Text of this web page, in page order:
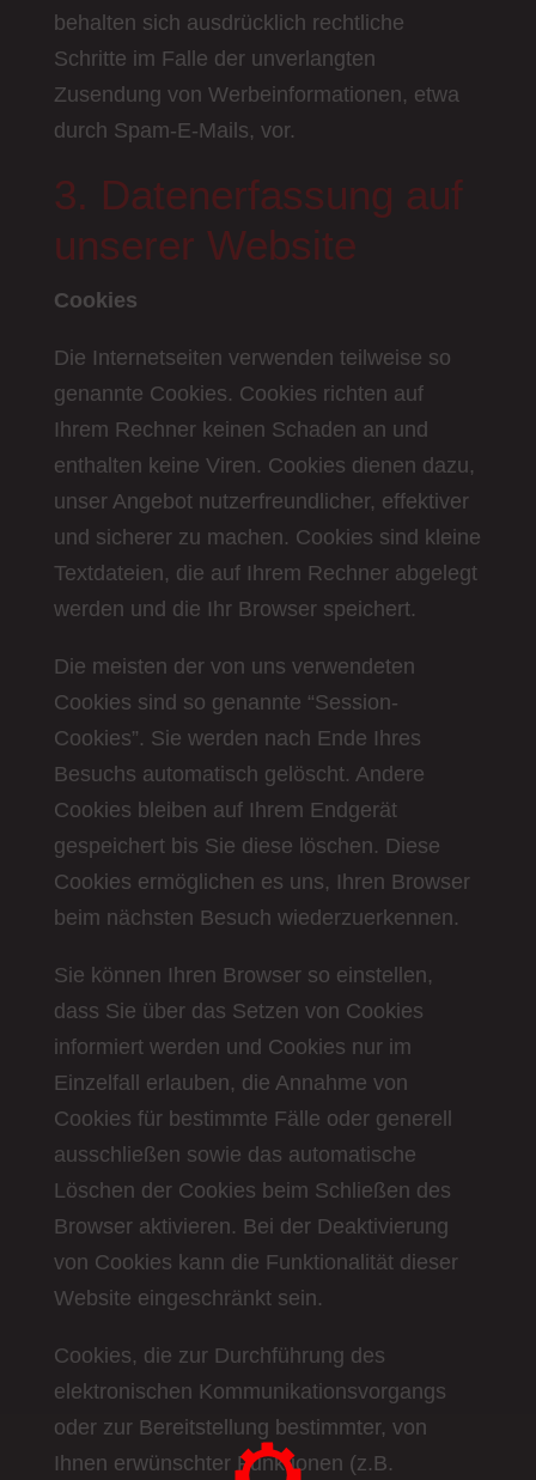
behalten sich ausdrücklich rechtliche
Schritte im Falle der unverlangten
Zusendung von Werbeinformationen, etwa
durch Spam-E-Mails, vor.
3. Datenerfassung auf
unserer Website
Cookies
Die Internetseiten verwenden teilweise so
genannte Cookies. Cookies richten auf
Ihrem Rechner keinen Schaden an und
enthalten keine Viren. Cookies dienen dazu,
unser Angebot nutzerfreundlicher, effektiver
und sicherer zu machen. Cookies sind kleine
Textdateien, die auf Ihrem Rechner abgelegt
werden und die Ihr Browser speichert.
Die meisten der von uns verwendeten
Cookies sind so genannte “Session-
Cookies”. Sie werden nach Ende Ihres
Besuchs automatisch gelöscht. Andere
Cookies bleiben auf Ihrem Endgerät
gespeichert bis Sie diese löschen. Diese
Cookies ermöglichen es uns, Ihren Browser
beim nächsten Besuch wiederzuerkennen.
Sie können Ihren Browser so einstellen,
dass Sie über das Setzen von Cookies
informiert werden und Cookies nur im
Einzelfall erlauben, die Annahme von
Cookies für bestimmte Fälle oder generell
ausschließen sowie das automatische
Löschen der Cookies beim Schließen des
Browser aktivieren. Bei der Deaktivierung
von Cookies kann die Funktionalität dieser
Website eingeschränkt sein.
Cookies, die zur Durchführung des
elektronischen Kommunikationsvorgangs
oder zur Bereitstellung bestimmter, von
Ihnen erwünschter Funktionen (z.B.